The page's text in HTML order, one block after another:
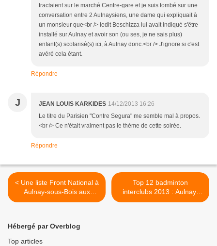
tractaient sur le marché Centre-gare et je suis tombé sur une
conversation entre 2 Aulnaysiens, une dame qui expliquait à
un monsieur que<br /> ledit Beschizza lui avait indiqué s'être
installé sur Aulnay et avoir son (ou ses, je ne sais plus)
enfant(s) scolarisé(s) ici, à Aulnay donc.<br /> J'ignore si c'est
avéré cela étant.
Répondre
J JEAN LOUIS KARKIDES 14/12/2013 16:26
Le titre du Parisien "Contre Segura" me semble mal à propos.
<br /> Ce n'était vraiment pas le thème de cette soirée.
Répondre
< Une liste Front National à
Aulnay-sous-Bois aux
municipales de 2014 ?
Top 12 badminton
interclubs 2013 : Aulnay-
sous-Bois s’impose 5-3 face
Hébergé par Overblog
Top articles